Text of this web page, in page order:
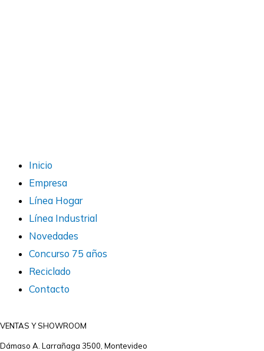
Inicio
Empresa
Línea Hogar
Línea Industrial
Novedades
Concurso 75 años
Reciclado
Contacto
VENTAS Y SHOWROOM
Dámaso A. Larrañaga 3500, Montevideo